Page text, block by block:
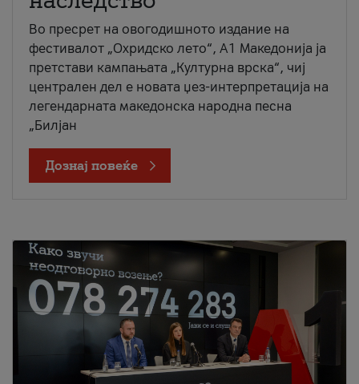
Во пресрет на овогодишното издание на
фестивалот „Охридско лето“, А1 Македонија ја
претстави кампањата „Културна врска“, чиј
централен дел е новата џез-интерпретација на
легендарната македонска народна песна
„Билјан
Дознај повеќе